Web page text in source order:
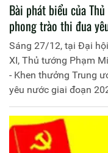
Bài phát biểu của
phong trào thi đua
Sáng 27/12, tại Đại
XI, Thủ tướng Phạm
- Khen thưởng Trung
yêu nước giai đoạn
Học viện Chính trị
phát động phong trào